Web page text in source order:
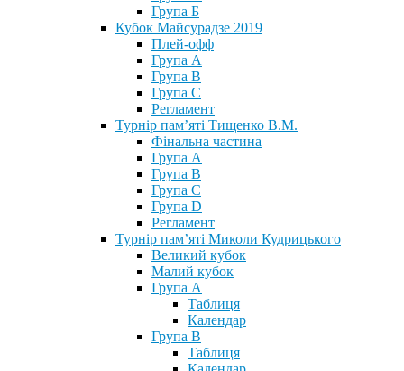
Група Б
Кубок Майсурадзе 2019
Плей-офф
Група А
Група В
Група С
Регламент
Турнір пам’яті Тищенко В.М.
Фінальна частина
Група А
Група В
Група С
Група D
Регламент
Турнір пам’яті Миколи Кудрицького
Великий кубок
Малий кубок
Група А
Таблиця
Календар
Група В
Таблиця